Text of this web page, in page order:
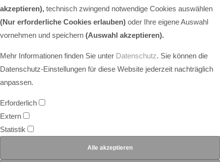
akzeptieren), technisch zwingend notwendige Cookies auswählen
(Nur erforderliche Cookies erlauben) oder Ihre eigene Auswahl
vornehmen und speichern (Auswahl akzeptieren).
Mehr Informationen finden Sie unter Datenschutz. Sie können die
Datenschutz-Einstellungen für diese Website jederzeit nachträglich
anpassen.
Erforderlich
Extern
Statistik